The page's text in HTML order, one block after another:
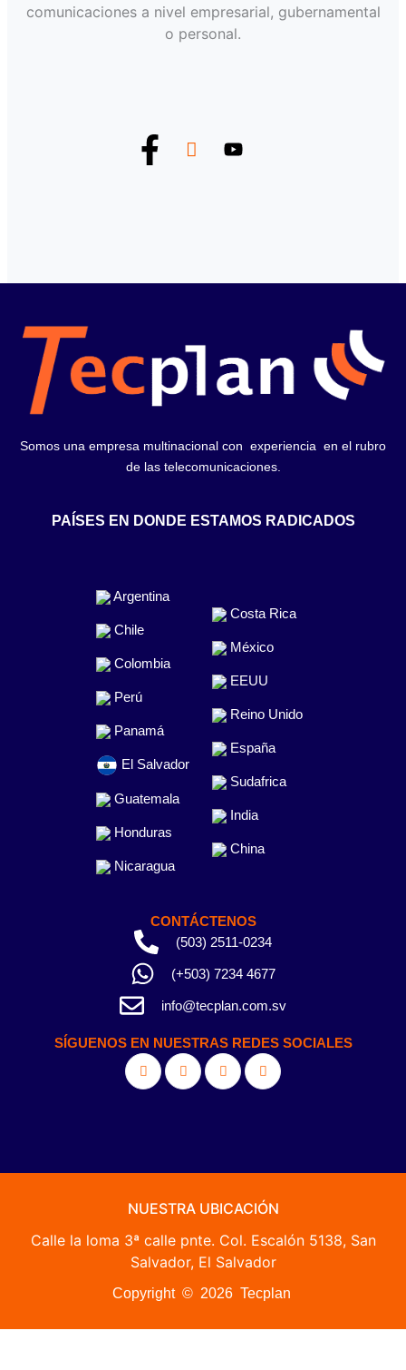
comunicaciones a nivel empresarial, gubernamental
o personal.
Somos una empresa multinacional con experiencia en el rubro
de las telecomunicaciones.
PAÍSES EN DONDE ESTAMOS RADICADOS
Argentina
Chile
Colombia
Perú
Panamá
El Salvador
Guatemala
Honduras
Nicaragua
Costa Rica
México
EEUU
Reino Unido
España
Sudafrica
India
China
CONTÁCTENOS
(503) 2511-0234
(+503) 7234 4677
info@tecplan.com.sv
SÍGUENOS EN NUESTRAS REDES SOCIALES
NUESTRA UBICACIÓN
Calle la loma 3ª calle pnte. Col. Escalón 5138, San
Salvador, El Salvador
Copyright © 2026 Tecplan